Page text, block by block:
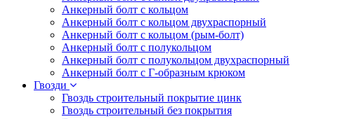
Анкерный болт с кольцом
Анкерный болт с кольцом двухраспорный
Анкерный болт с кольцом (рым-болт)
Анкерный болт с полукольцом
Анкерный болт с полукольцом двухраспорный
Анкерный болт с Г-образным крюком
Гвозди
Гвоздь строительный покрытие цинк
Гвоздь строительный без покрытия